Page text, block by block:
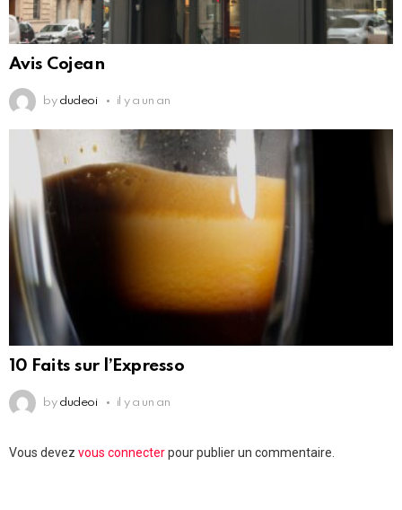
Avis Cojean
by dudeoi il y a un an
10 Faits sur l’Expresso
by dudeoi il y a un an
Laisser
Vous devez vous connecterpour publier un commentaire.